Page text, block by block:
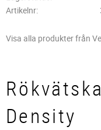
Artikelnr
Visa alla produkter från
Density